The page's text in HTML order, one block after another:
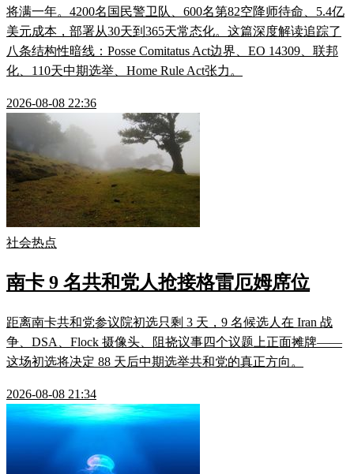
将满一年。4200名国民警卫队、600名第82空降师待命、5.4亿
美元成本，部署从30天到365天常态化。这篇深度解读追踪了
八条结构性暗线：Posse Comitatus Act边界、EO 14309、联邦
化、110天中期选举、Home Rule Act张力。
2026-08-08 22:36
社会热点
南卡 9 名共和党人抢接格雷厄姆席位
距离南卡共和党参议院初选只剩 3 天，9 名候选人在 Iran 战
争、DSA、Flock 摄像头、阻挠议事四个议题上正面摊牌——
这场初选将决定 88 天后中期选举共和党的真正方向。
2026-08-08 21:34